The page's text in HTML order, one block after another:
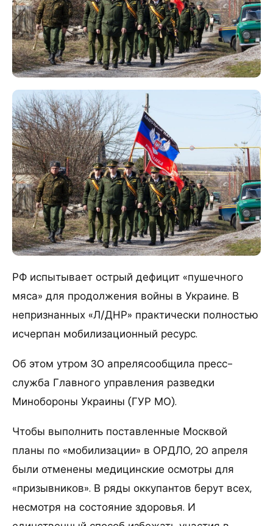
РФ испытывает острый дефицит «пушечного
мяса» для продолжения войны в Украине. В
непризнанных «Л/ДНР» практически полностью
исчерпан мобилизационный ресурс.
Об этом утром 30 апрелясообщила пресс-
служба Главного управления разведки
Минобороны Украины (ГУР МО).
Чтобы выполнить поставленные Москвой
планы по «мобилизации» в ОРДЛО, 20 апреля
были отменены медицинские осмотры для
«призывников». В ряды оккупантов берут всех,
несмотря на состояние здоровья. И